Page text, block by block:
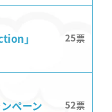
」 25
ペーン 52